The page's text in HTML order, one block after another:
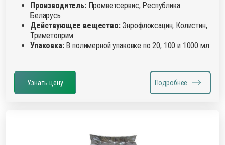
Производитель:Промветсервис, Республика
Беларусь
Действующее вещество:Энрофлоксацин, Колистин,
Триметоприм
Упаковка:В полимерной упаковке по 20, 100 и 1000 мл
Узнать цену Подробнее